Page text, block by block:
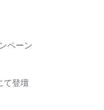
ペーン
て登壇